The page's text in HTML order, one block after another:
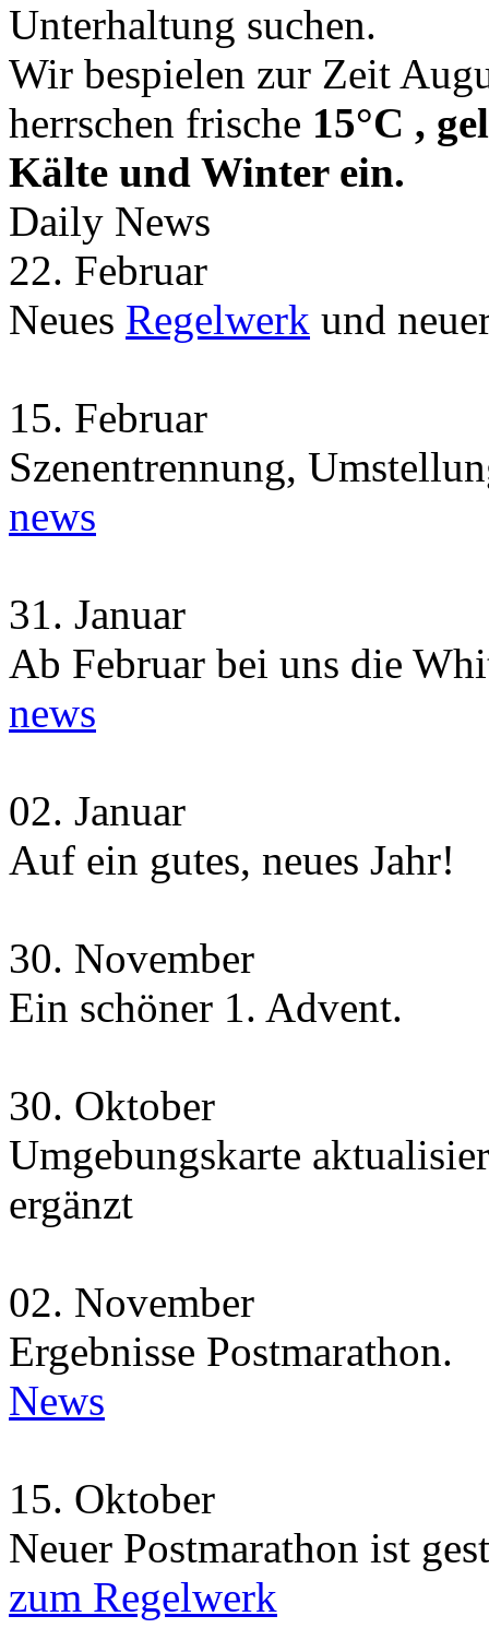
Unterhaltung suchen.
Wir bespielen zur Zeit
herrschen frische 15°C ,
Kälte und Winter ein.
Daily News
22. Februar
Neues Regelwerk und
15. Februar
Szenentrennung,
news
31. Januar
Ab Februar bei uns die
news
02. Januar
Auf ein gutes, neues Jahr!
30. November
Ein schöner 1. Advent.
30. Oktober
Umgebungskarte
ergänzt
02. November
Ergebnisse Postmarathon.
News
15. Oktober
Neuer Postmarathon ist
zum Regelwerk